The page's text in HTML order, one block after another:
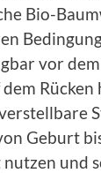
Bio-
vor
Rücken
Geburt
und